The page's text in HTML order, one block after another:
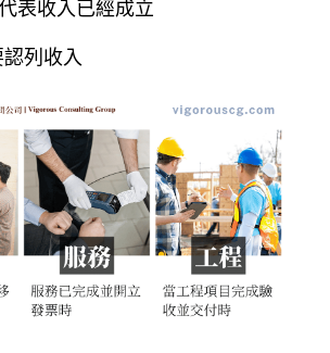
表收入已經成立
列收入